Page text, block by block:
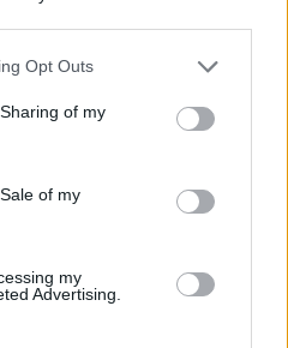
Opt Outs
of my
of my
my
Advertising.